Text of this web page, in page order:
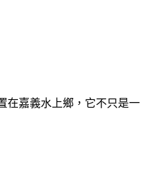
在嘉義水上鄉，它不只是一